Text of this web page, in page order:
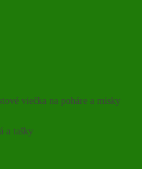
viečka na poháre a misky
a tašky